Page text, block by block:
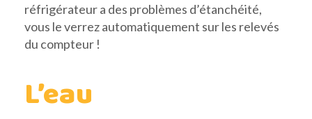
réfrigérateur a des problèmes d’étanchéité,
vous le verrez automatiquement sur les relevés
du compteur !
L’eau